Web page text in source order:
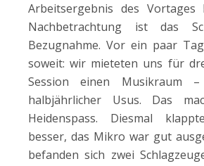
Arbeitsergebnis des
Nachbetrachtung ist das
Bezugnahme. Vor ein paar
soweit: wir mieteten uns für
Session einen Musikraum
halbjährlicher Usus. Das
Heidenspass. Diesmal
besser, das Mikro war gut
befanden sich zwei